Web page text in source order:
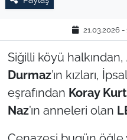
21.03.2026 -
Siğilli köyü halkından,
Durmaz’ın kızları,
eşrafından Koray Kurt
Naz’ın anneleri olan
YAŞAM
EDİRNE